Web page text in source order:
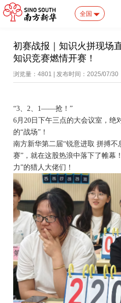
全国
初赛战报｜知识火拼现场
知识竞赛燃情开赛！
浏览量：4801 | 发布时间：2025/07/30
“3、2、1——抢！”
6月20日下午三点的大会议室 ，绝
的“战场” ！
南方新华第二届“锐意进取 拼搏
赛”，就在这股热浪中落下了帷幕
力”的猎人大佬们！